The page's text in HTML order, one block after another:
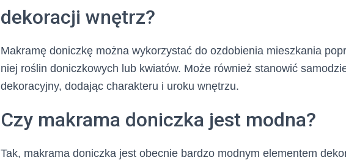
dekoracji wnętrz?
Makramę doniczkę można wykorzystać do ozdobienia mieszkania
niej roślin doniczkowych lub kwiatów. Może również stanowić
dekoracyjny, dodając charakteru i uroku wnętrzu.
Czy makrama doniczka jest modna?
Tak, makrama doniczka jest obecnie bardzo modnym elementem